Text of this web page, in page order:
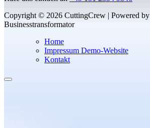
Copyright © 2026 CuttingCrew | Powered by
Businesstransformator
Home
Impressum Demo-Website
Kontakt